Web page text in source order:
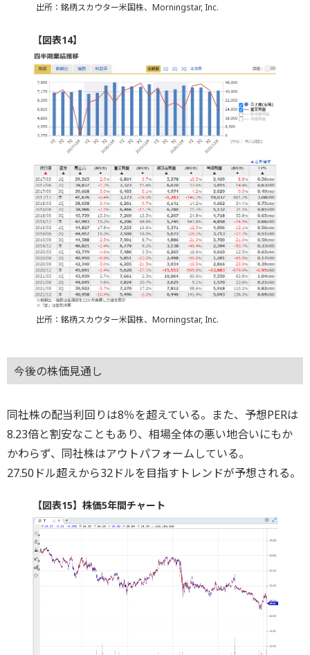
出所：銘柄スカウター米国株、Morningstar, Inc.
【図表14】
出所：銘柄スカウター米国株、Morningstar, Inc.
今後の株価見通し
同社株の配当利回りは8％を超えている。また、予想PERは
8.23倍と割安なこともあり、相場全体の悪い地合いにもか
かわらず、同社株はアウトパフォームしている。
27.50ドル超えから32ドルを目指すトレンドが予想される。
【図表15】株価5年間チャート